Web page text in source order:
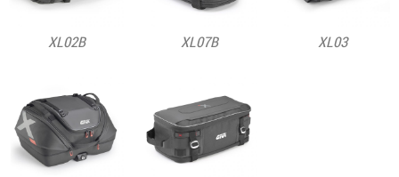
XL02B XL07B XL03